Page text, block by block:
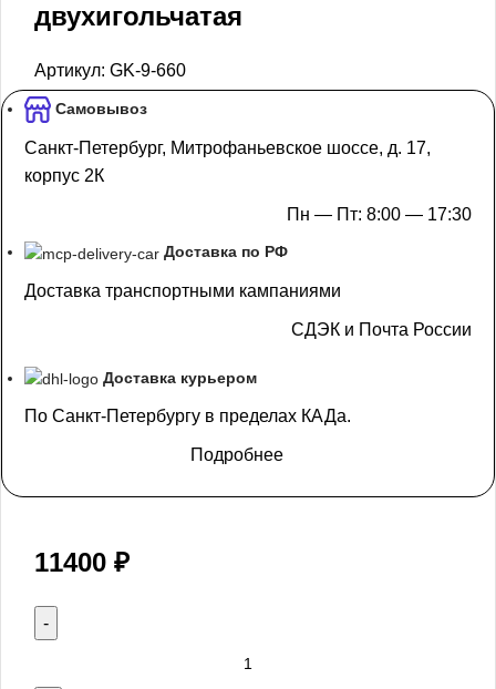
двухигольчатая
Артикул: GK-9-660
Самовывоз
Санкт-Петербург, Митрофаньевское шоссе, д. 17,
корпус 2К
Пн — Пт: 8:00 — 17:30
Доставка по РФ
Доставка транспортными кампаниями
СДЭК и Почта России
Доставка курьером
По Санкт-Петербургу в пределах КАДа.
Подробнее
11400 ₽